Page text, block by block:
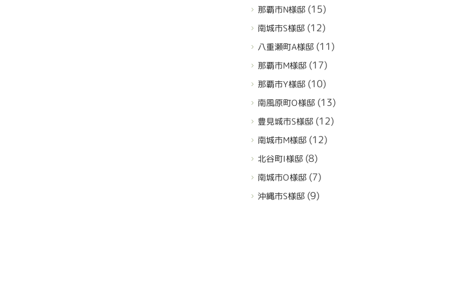
那覇市N様邸(15)
南城市S様邸(12)
八重瀬町A様邸(11)
那覇市M様邸(17)
那覇市Y様邸(10)
南風原町O様邸(13)
豊見城市S様邸(12)
南城市M様邸(12)
北谷町I様邸(8)
南城市O様邸(7)
沖縄市S様邸(9)